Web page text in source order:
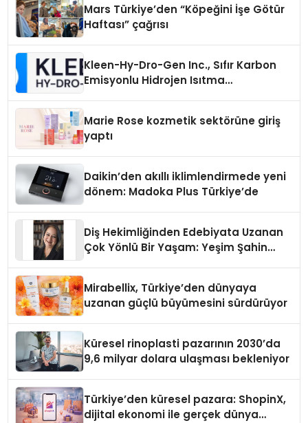
Mars Türkiye’den “Köpeğini İşe Götür
Haftası” çağrısı
Kleen-Hy-Dro-Gen Inc., Sıfır Karbon
Emisyonlu Hidrojen Isıtma
Marie Rose kozmetik sektörüne giriş
yaptı
Daikin’den akıllı iklimlendirmede yeni
dönem: Madoka Plus Türkiye’de
Diş Hekimliğinden Edebiyata Uzanan
Çok Yönlü Bir Yaşam: Yeşim Şahin
Mirabellix, Türkiye’den dünyaya
uzanan güçlü büyümesini sürdürüyor
Küresel rinoplasti pazarının 2030’da
9,6 milyar dolara ulaşması bekleniyor
Türkiye’den küresel pazara: ShopinX,
dijital ekonomi ile gerçek dünya